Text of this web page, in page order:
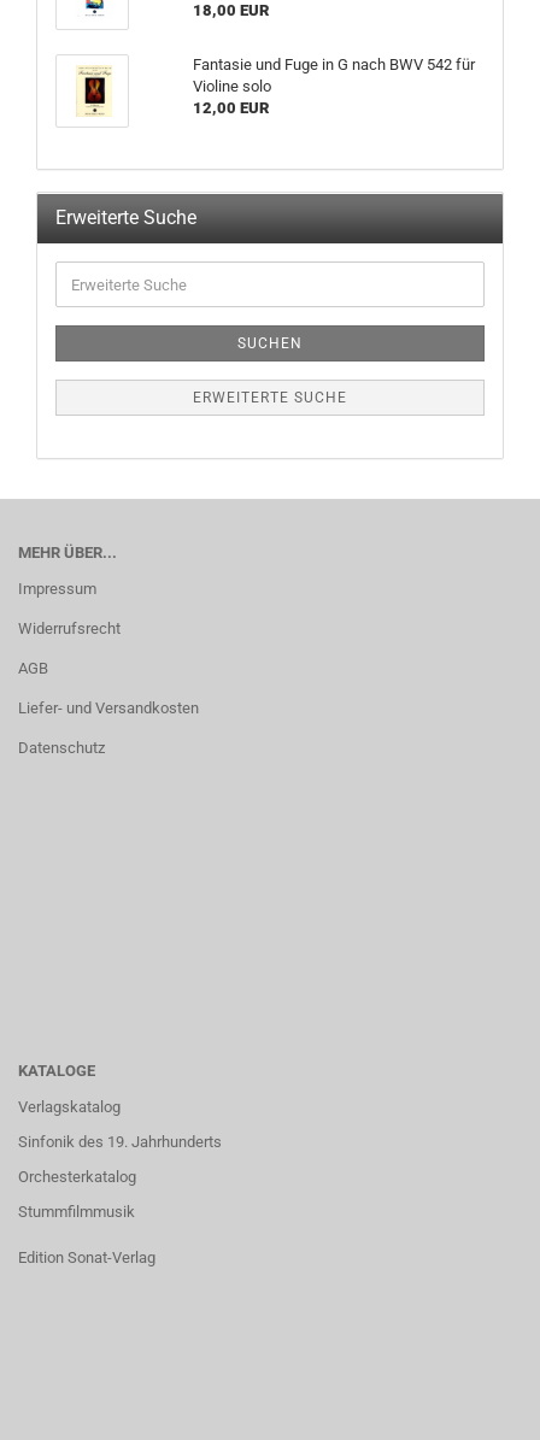
18,00 EUR
Fantasie und Fuge in G nach BWV 542 für
Violine solo
12,00 EUR
Erweiterte Suche
SUCHEN
ERWEITERTE SUCHE
MEHR ÜBER...
Impressum
Widerrufsrecht
AGB
Liefer- und Versandkosten
Datenschutz
KATALOGE
Verlagskatalog
Sinfonik des 19. Jahrhunderts
Orchesterkatalog
Stummfilmmusik
Edition Sonat-Verlag